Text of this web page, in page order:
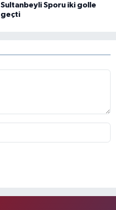
Sultanbeyli Sporu iki golle
geçti